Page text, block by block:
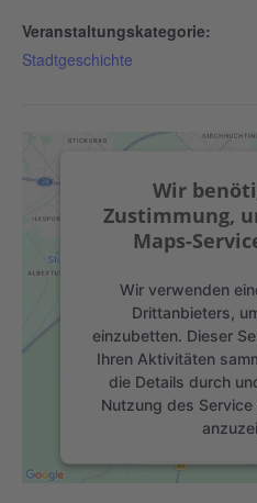
Veranstaltungskategorie:
Stadtgeschichte
Wir
Zustimmung,
Maps-
Wir verwenden
Drittanbieters,
einzubetten. Dieser
Ihren Aktivitäten
die Details durch
Nutzung des
Mehr